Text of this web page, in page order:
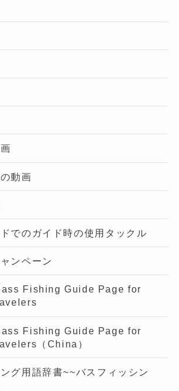
動画
でのガイド時の使用タックル
ンペーン
Fishing Guide Page for
Fishing Guide Page for
（China）
グ用語辞書~~バスフィッシン